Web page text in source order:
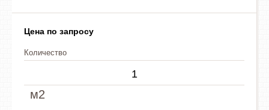
Цена по запросу
Количество
м2